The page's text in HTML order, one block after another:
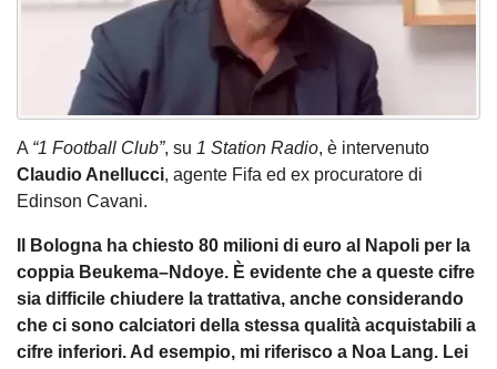
A “1 Football Club”, su 1 Station Radio, è intervenuto
Claudio Anellucci, agente Fifa ed ex procuratore di
Edinson Cavani.
Il Bologna ha chiesto 80 milioni di euro al Napoli per la
coppia Beukema–Ndoye. È evidente che a queste cifre
sia difficile chiudere la trattativa, anche considerando
che ci sono calciatori della stessa qualità acquistabili a
cifre inferiori. Ad esempio, mi riferisco a Noa Lang. Lei